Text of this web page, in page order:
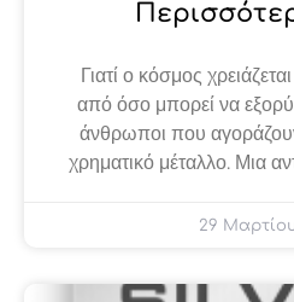
Γιατί ο κόσμος
από όσο μπορεί να
άνθρωποι που
χρηματικό μέταλλο. Μια
29